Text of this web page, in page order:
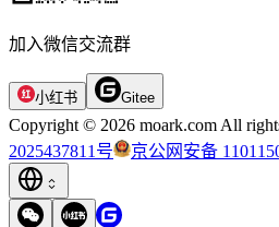
加入微信交流群
小红书 Gitee
Copyright © 2026 moark.com All
2025437811号
京公网安备